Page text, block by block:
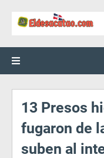
13 Presos
fugaron de
suben al